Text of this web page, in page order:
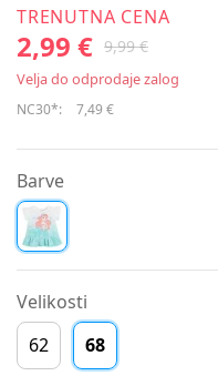
TRENUTNA CENA
2,99 € 9,99 €
Velja do odprodaje zalog
NC30*: 7,49 €
Barve
Velikosti
62 68